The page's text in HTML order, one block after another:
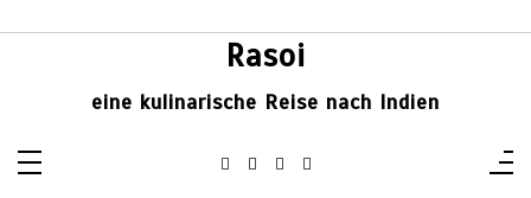
Rasoi
eine kulinarische Reise nach Indien